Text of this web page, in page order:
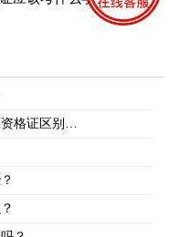
资格证区别…